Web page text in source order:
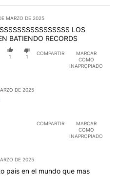
MARZO DE 2025
LOS
BATIENDO RECORDS
1 1
COMPARTIR
MARCAR
COMO
INAPROPIADO
DE 2025
COMPARTIR
MARCAR
COMO
INAPROPIADO
DE 2025
pais en el mundo que mas